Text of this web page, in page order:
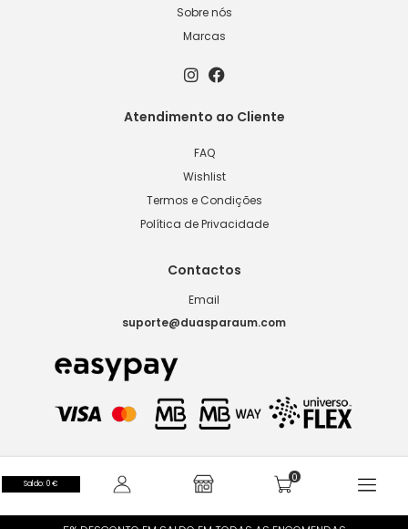
Saldo: 0 €
Sobre nós
Marcas
Atendimento ao Cliente
FAQ
Wishlist
Termos e Condições
Política de Privacidade
Contactos
Email
suporte@duasparaum.com